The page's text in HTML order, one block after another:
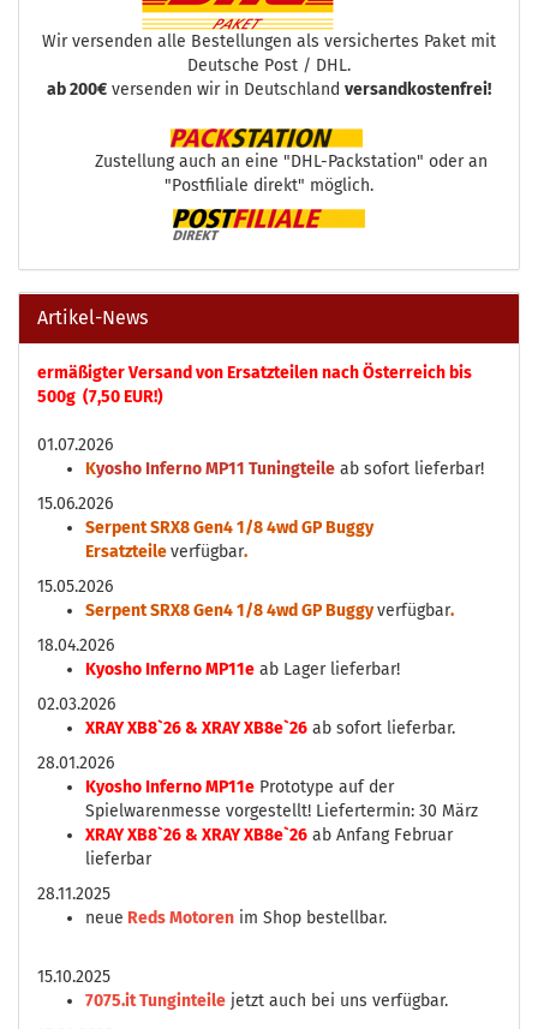
Wir versenden alle Bestellungen als versichertes Paket mit
Deutsche Post / DHL.
ab 200€ versenden wir in Deutschland versandkostenfrei!
Zustellung auch an eine "DHL-Packstation" oder an
"Postfiliale direkt" möglich.
Artikel-News
ermäßigter Versand von Ersatzteilen nach Österreich bis
500g (7,50 EUR!)
01.07.2026
Kyosho Inferno MP11 Tuningteile ab sofort lieferbar!
15.06.2026
Serpent SRX8 Gen4 1/8 4wd GP Buggy
Ersatzteileverfügbar.
15.05.2026
Serpent SRX8 Gen4 1/8 4wd GP Buggyverfügbar.
18.04.2026
Kyosho Inferno MP11e ab Lager lieferbar!
02.03.2026
XRAY XB8`26 & XRAY XB8e`26 ab sofort lieferbar.
28.01.2026
Kyosho Inferno MP11e Prototype auf der
Spielwarenmesse vorgestellt! Liefertermin: 30 März
XRAY XB8`26 & XRAY XB8e`26 ab Anfang Februar
lieferbar
28.11.2025
neue Reds Motoren im Shop bestellbar.
15.10.2025
7075.it Tunginteile jetzt auch bei uns verfügbar.